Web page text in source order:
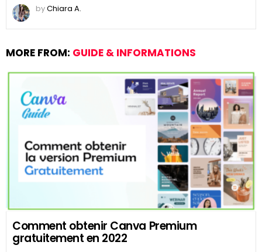
byChiara A.
MORE FROM: GUIDE & INFORMATIONS
Comment obtenir Canva Premium
gratuitement en 2022